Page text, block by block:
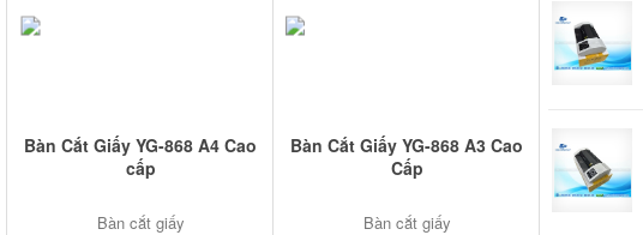
Bàn Cắt Giấy YG-868 A4 Cao
cấp
Bàn cắt giấy
Bàn Cắt Giấy YG-868 A3 Cao
Cấp
Bàn cắt giấy